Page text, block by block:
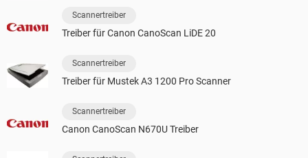
Scannertreiber
Treiber für Canon CanoScan LiDE 20
Scannertreiber
Treiber für Mustek A3 1200 Pro Scanner
Scannertreiber
Canon CanoScan N670U Treiber